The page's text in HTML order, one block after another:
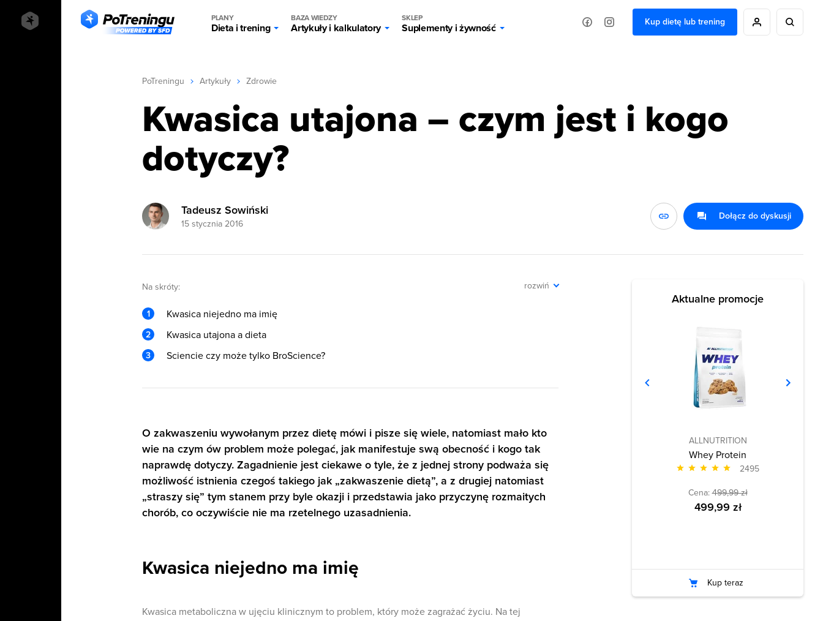
PLANY
Dieta i trening
BAZA WIEDZY
Artykuły i kalkulatory
SKLEP
Suplementy i żywność
Kup dietę lub trening
PoTreningu Artykuły Zdrowie
Kwasica utajona – czym jest i kogo
dotyczy?
Tadeusz Sowiński
15 stycznia 2016
Dołącz do dyskusji
Na skróty: rozwiń
Kwasica niejedno ma imię
Kwasica utajona a dieta
Sciencie czy może tylko BroScience?
O zakwaszeniu wywołanym przez dietę mówi i pisze się wiele, natomiast mało kto
wie na czym ów problem może polegać, jak manifestuje swą obecność i kogo tak
naprawdę dotyczy. Zagadnienie jest ciekawe o tyle, że z jednej strony podważa się
możliwość istnienia czegoś takiego jak „zakwaszenie dietą”, a z drugiej natomiast
„straszy się” tym stanem przy byle okazji i przedstawia jako przyczynę rozmaitych
chorób, co oczywiście nie ma rzetelnego uzasadnienia.
Kwasica niejedno ma imię
Kwasica metaboliczna w ujęciu klinicznym to problem, który może zagrażać życiu. Na tej
Aktualne promocje
ALLNUTRITION
Whey Protein
2495
Cena:499,99 zł
499,99 zł
Kup teraz